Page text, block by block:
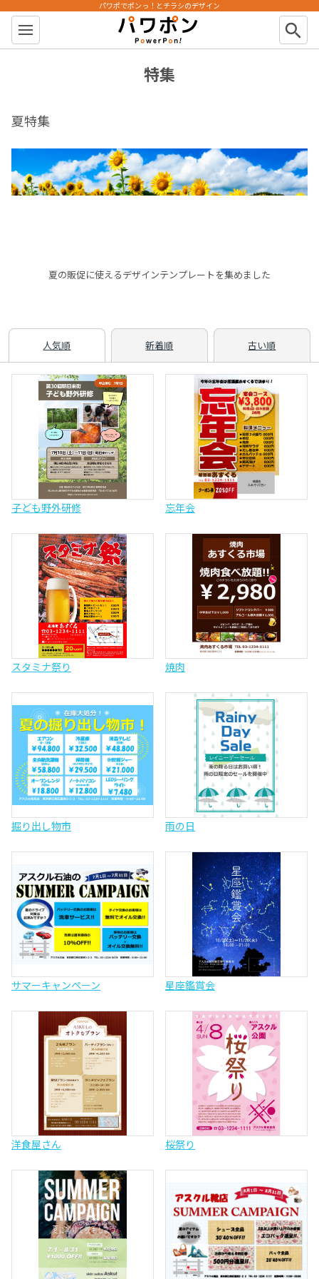
パワポン
パワポでポンっ！とチラシのデザイン
search
特集
夏特集
夏の販促に使えるデザインテンプレートを集めました
人気順 新着順 古い順
子ども野外研修 忘年会
スタミナ祭り 焼肉
掘り出し物市 雨の日
サマーキャンペーン 星座鑑賞会
洋食屋さん 桜祭り